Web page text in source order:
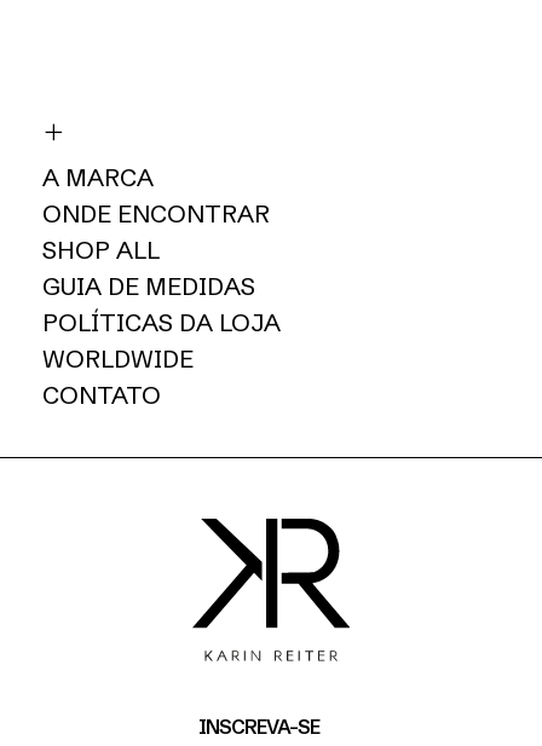
A MARCA
ONDE ENCONTRAR
SHOP ALL
GUIA DE MEDIDAS
POLÍTICAS DA LOJA
WORLDWIDE
CONTATO
INSCREVA-SE